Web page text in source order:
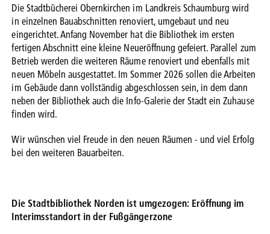
Die Stadtbücherei Obernkirchen im Landkreis Schaumburg wird
in einzelnen Bauabschnitten renoviert, umgebaut und neu
eingerichtet. Anfang November hat die Bibliothek im ersten
fertigen Abschnitt eine kleine Neueröffnung gefeiert. Parallel zum
Betrieb werden die weiteren Räume renoviert und ebenfalls mit
neuen Möbeln ausgestattet. Im Sommer 2026 sollen die Arbeiten
im Gebäude dann vollständig abgeschlossen sein, in dem dann
neben der Bibliothek auch die Info-Galerie der Stadt ein Zuhause
finden wird.
Wir wünschen viel Freude in den neuen Räumen - und viel Erfolg
bei den weiteren Bauarbeiten.
Die Stadtbibliothek Norden ist umgezogen: Eröffnung im
Interimsstandort in der Fußgängerzone